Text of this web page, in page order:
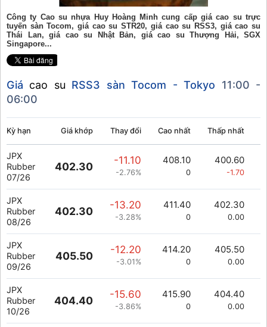
Công ty Cao su nhựa Huy Hoàng Minh cung cấp giá cao su trực
tuyến sàn Tocom, giá cao su STR20, giá cao su RSS3, giá cao su
Thái Lan, giá cao su Nhật Bản, giá cao su Thượng Hải, SGX
Singapore...
Giá cao su RSS3 sàn Tocom - Tokyo
11:00 -
06:00
Kỳ hạn Giá khớp Thay đổi Cao nhất Thấp nhất
JPX
Rubber
07/26
402.30
-11.10
-2.76%
408.10
0
400.60
-1.70
JPX
Rubber
08/26
402.30
-13.20
-3.28%
411.40
0
402.30
0.00
JPX
Rubber
09/26
405.50
-12.20
-3.01%
414.20
0
405.50
0.00
JPX
Rubber
10/26
404.40
-15.60
-3.86%
415.90
0
404.40
0.00